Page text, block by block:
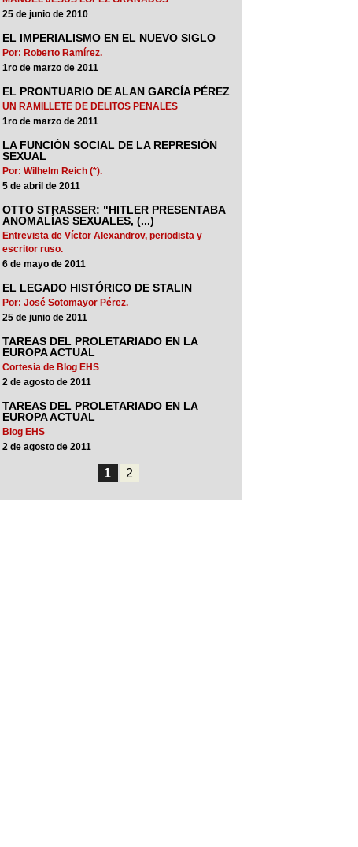
25 de junio de 2010
EL IMPERIALISMO EN EL NUEVO SIGLO
Por: Roberto Ramírez.
1ro de marzo de 2011
EL PRONTUARIO DE ALAN GARCÍA PÉREZ
UN RAMILLETE DE DELITOS PENALES
1ro de marzo de 2011
LA FUNCIÓN SOCIAL DE LA REPRESIÓN
SEXUAL
Por: Wilhelm Reich (*).
5 de abril de 2011
OTTO STRASSER: "HITLER PRESENTABA
ANOMALÍAS SEXUALES, (...)
Entrevista de Víctor Alexandrov, periodista y
escritor ruso.
6 de mayo de 2011
EL LEGADO HISTÓRICO DE STALIN
Por: José Sotomayor Pérez.
25 de junio de 2011
TAREAS DEL PROLETARIADO EN LA
EUROPA ACTUAL
Cortesia de Blog EHS
2 de agosto de 2011
TAREAS DEL PROLETARIADO EN LA
EUROPA ACTUAL
Blog EHS
2 de agosto de 2011
1 2